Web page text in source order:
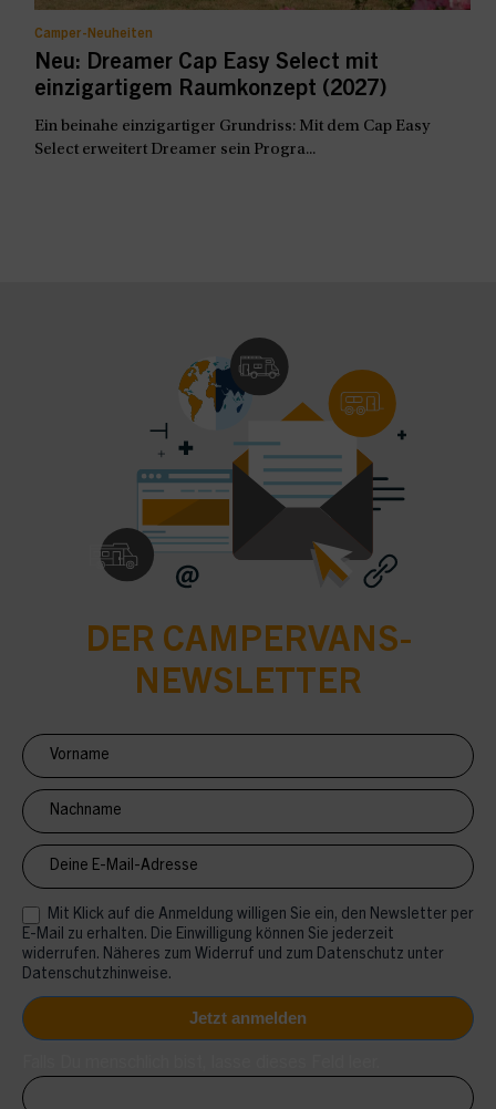
Camper-Neuheiten
Neu: Dreamer Cap Easy Select mit
einzigartigem Raumkonzept (2027)
Ein beinahe einzigartiger Grundriss: Mit dem Cap Easy
Select erweitert Dreamer sein Progra...
DER CAMPERVANS-
NEWSLETTER
Newsletter
Anmeldung
CV
Mit Klick auf die Anmeldung willigen Sie ein, den Newsletter per
E-Mail zu erhalten. Die Einwilligung können Sie jederzeit
widerrufen. Näheres zum Widerruf und zum Datenschutz unter
Datenschutzhinweise.